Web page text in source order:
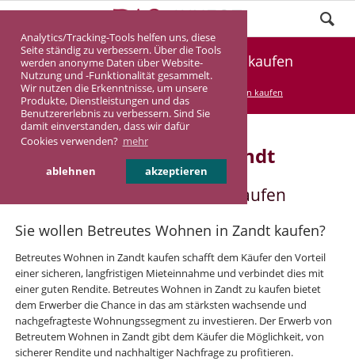
Analytics/Tracking-Tools helfen uns, diese
Seite ständig zu verbessern. Über die Tools
werden anonyme Daten über Website-
Nutzung und -Funktionalität gesammelt.
Wir nutzen die Erkenntnisse, um unsere
Produkte, Dienstleistungen und das
Benutzererlebnis zu verbessern. Sind Sie
damit einverstanden, dass wir dafür
Cookies verwenden? mehr
ablehnen akzeptieren
Betreutes Wohnen in Zandt kaufen
DASINVEST Service Betreutes Wohnen kaufen
Betreutes Wohnen in Zandt
Betreutes Wohnen in Zandt kaufen
Sie wollen Betreutes Wohnen in Zandt kaufen?
Betreutes Wohnen in Zandt kaufen schafft dem Käufer den Vorteil
einer sicheren, langfristigen Mieteinnahme und verbindet dies mit
einer guten Rendite. Betreutes Wohnen in Zandt zu kaufen bietet
dem Erwerber die Chance in das am stärksten wachsende und
nachgefragteste Wohnungssegment zu investieren. Der Erwerb von
Betreutem Wohnen in Zandt gibt dem Käufer die Möglichkeit, von
sicherer Rendite und nachhaltiger Nachfrage zu profitieren.